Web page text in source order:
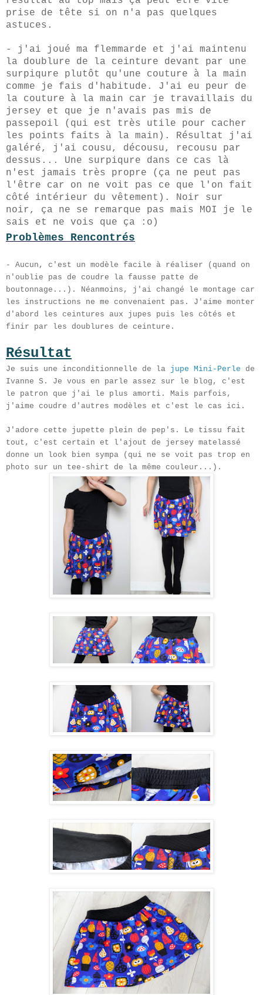
prise de tête si on n'a pas quelques
astuces.
- j'ai joué ma flemmarde et j'ai maintenu
la doublure de la ceinture devant par une
surpiqure plutôt qu'une couture à la main
comme je fais d'habitude. J'ai eu peur de
la couture à la main car je travaillais du
jersey et que je n'avais pas mis de
passepoil (qui est très utile pour cacher
les points faits à la main). Résultat j'ai
galéré, j'ai cousu, décousu, recousu par
dessus... Une surpiqure dans ce cas là
n'est jamais très propre (ça ne peut pas
l'être car on ne voit pas ce que l'on fait
côté intérieur du vêtement). Noir sur
noir, ça ne se remarque pas mais MOI je le
sais et ne vois que ça :o)
Problèmes Rencontrés
- Aucun, c'est un modèle facile à réaliser (quand on
n'oublie pas de coudre la fausse patte de
boutonnage...). Néanmoins, j'ai changé le montage car
les instructions ne me convenaient pas. J'aime monter
d'abord les ceintures aux jupes puis les côtés et
finir par les doublures de ceinture.
Résultat
Je suis une inconditionnelle de la jupe Mini-Perle de
Ivanne S. Je vous en parle assez sur le blog, c'est
le patron que j'ai le plus amorti. Mais parfois,
j'aime coudre d'autres modèles et c'est le cas ici.
J'adore cette jupette plein de pep's. Le tissu fait
tout, c'est certain et l'ajout de jersey matelassé
donne un look bien sympa (qui ne se voit pas trop en
photo sur un tee-shirt de la même couleur...).